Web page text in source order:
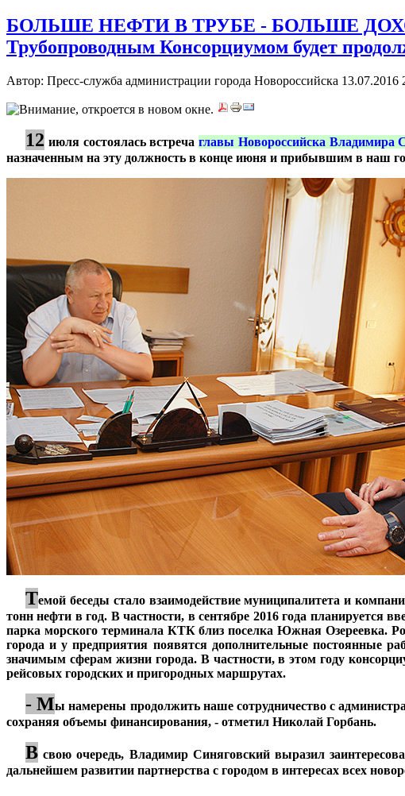
БОЛЬШЕ НЕФТИ В ТРУБЕ - БОЛЬШЕ
Трубопроводным Консорциумом будет
Автор: Пресс-служба администрации города Новороссийска 13.07.2016
12 июля состоялась встреча главы Новороссийска Владимира
назначенным на эту должность в конце июня и прибывшим в наш
Темой беседы стало взаимодействие муниципалитета и
тонн нефти в год. В частности, в сентябре 2016 года планируется
парка морского терминала КТК близ поселка Южная Озереевка.
города и у предприятия появятся дополнительные постоянные
значимым сферам жизни города. В частности, в этом году
рейсовых городских и пригородных маршрутах.
- Мы намерены продолжить наше сотрудничество с
сохраняя объемы финансирования, - отметил Николай Горбань.
В свою очередь, Владимир Синяговский выразил
дальнейшем развитии партнерства с городом в интересах всех